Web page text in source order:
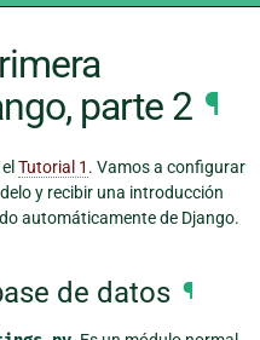
parte 2 ¶
Tutorial 1 . Vamos a configurar
y recibir una introducción
automáticamente de Django.
de datos ¶